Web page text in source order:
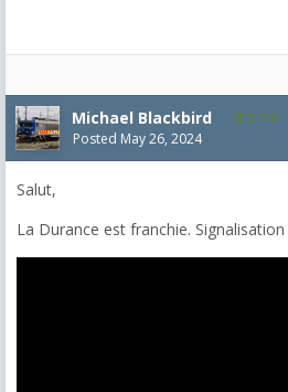
Michael Blackbird 5,718
Posted May 26, 2024
Salut,
La Durance est franchie.